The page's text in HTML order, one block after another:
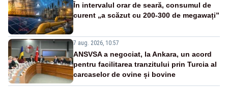
În intervalul orar de seară, consumul de
curent „a scăzut cu 200-300 de megawați”
7 aug. 2026, 10:57
ANSVSA a negociat, la Ankara, un acord
pentru facilitarea tranzitului prin Turcia al
carcaselor de ovine și bovine